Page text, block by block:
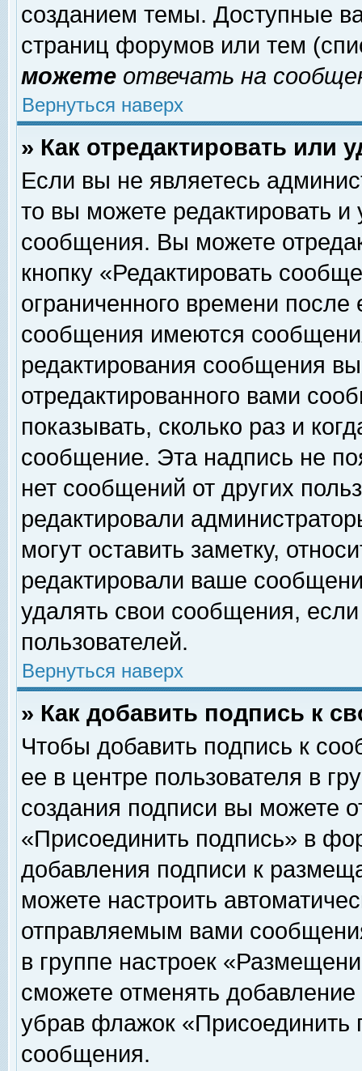
созданием темы. Доступные
страниц форумов или тем
можете отвечать на
Вернуться наверх
» Как отредактировать или
Если вы не являетесь
то вы можете редактировать и
сообщения. Вы можете
кнопку «Редактировать
ограниченного времени
сообщения имеются
редактирования сообщения
отредактированного вами
показывать, сколько раз и
сообщение. Эта надпись не
нет сообщений от других
редактировали
могут оставить заметку,
редактировали ваше
удалять свои сообщения,
пользователей.
Вернуться наверх
» Как добавить подпись к
Чтобы добавить подпись к
ее в центре пользователя в
создания подписи вы можете
«Присоединить подпись» в
добавления подписи к
можете настроить
отправляемым вами
в группе настроек
сможете отменять
убрав флажок «Присоединить
сообщения.